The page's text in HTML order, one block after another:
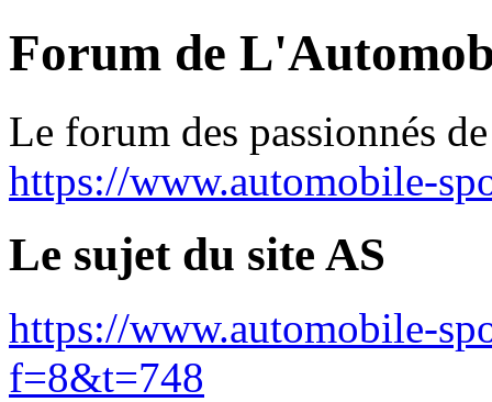
Forum de
Le forum des passionnés
https://www.automobile-
Le sujet du site AS
https://www.automobile-
f=8&t=748